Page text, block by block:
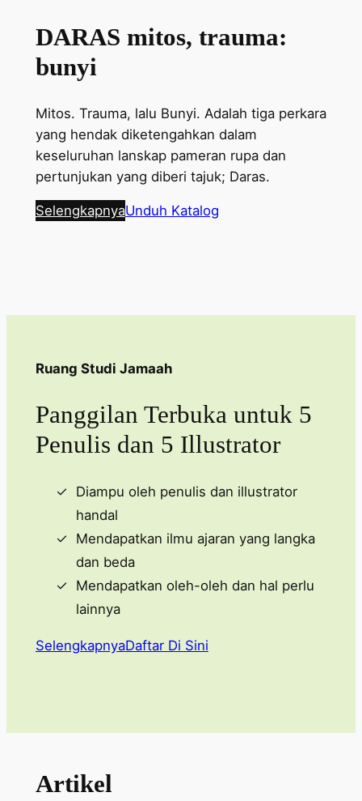
DARAS mitos, trauma:
bunyi
Mitos. Trauma, lalu Bunyi. Adalah tiga perkara
yang hendak diketengahkan dalam
keseluruhan lanskap pameran rupa dan
pertunjukan yang diberi tajuk; Daras.
SelengkapnyaUnduh Katalog
Ruang Studi Jamaah
Panggilan Terbuka untuk 5
Penulis dan 5 Illustrator
Diampu oleh penulis dan illustrator
handal
Mendapatkan ilmu ajaran yang langka
dan beda
Mendapatkan oleh-oleh dan hal perlu
lainnya
SelengkapnyaDaftar Di Sini
Artikel